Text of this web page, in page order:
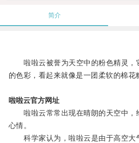
简介
啦啦云被誉为天空中的粉色精灵，
的色彩，看起来就像是一团柔软的棉花
啦啦云官方网址
啦啦云常常出现在晴朗的天空中，
心情。
科学家认为，啦啦云是由于高空大